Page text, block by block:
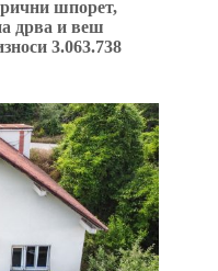
шпорет,
дрва и веш
3.063.738